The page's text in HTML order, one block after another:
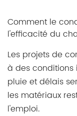
Comment le
l'efficacité du
Les projets de
à des conditions
pluie et délais
les matériaux
l'emploi.